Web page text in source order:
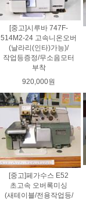
[중고]시루바 747F-
514M2-24 고속니온오버
(날라리(인타)가능)/
작업등증정/무소음모터
부착
920,000원
[중고]페가수스 E52
초고속 오버록미싱
(새테이블/전용작업등/